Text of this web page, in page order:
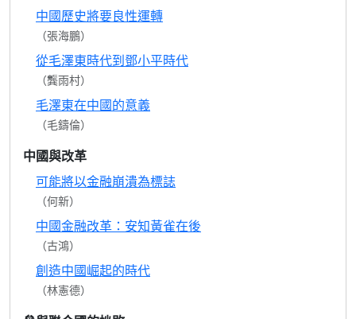
中國歷史將要良性運轉
（張海鵬）
從毛澤東時代到鄧小平時代
（龔雨村）
毛澤東在中國的意義
（毛鑄倫）
中國與改革
可能將以金融崩潰為標誌
（何新）
中國金融改革：安知黃雀在後
（古鴻）
創造中國崛起的時代
（林憲德）